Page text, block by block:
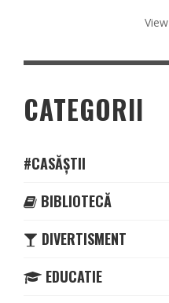
CATEGORII
#CASĂȘTII
BIBLIOTECĂ
DIVERTISMENT
EDUCATIE